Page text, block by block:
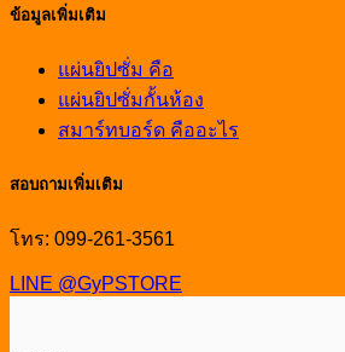
ข้อมูลเพิ่มเติม
แผ่นยิปซั่ม คือ
แผ่นยิปซั่มกั้นห้อง
สมาร์ทบอร์ด คืออะไร
สอบถามเพิ่มเติม
โทร: 099-261-3561
LINE @GyPSTORE